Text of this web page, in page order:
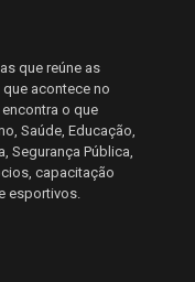
que reúne as
acontece no
o que
Saúde, Educação,
Segurança Pública,
capacitação
esportivos.